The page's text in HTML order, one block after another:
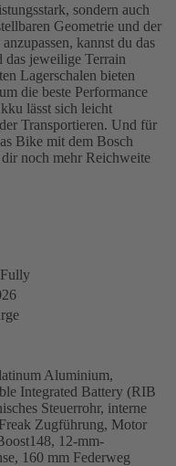
sondern auch
Geometrie und der
kannst du das
das jeweilige Terrain
Lagerschalen bieten
die beste Performance
lässt sich leicht
Transportieren. Und für
Bike mit dem Bosch
noch mehr Reichweite
Aluminium,
Integrated Battery (RIB
Steuerrohr, interne
Zugführung, Motor
12-mm-
160 mm Federweg